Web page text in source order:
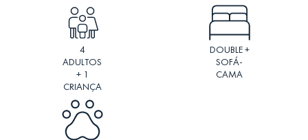
4
ADULTOS
+ 1
CRIANÇA
DOUBLE +
SOFÁ-
CAMA